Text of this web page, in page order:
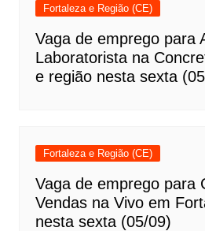
Fortaleza e Região (CE)
Vaga de emprego para
Laboratorista na
e região nesta sexta
Fortaleza e Região (CE)
Vaga de emprego para
Vendas na Vivo em
nesta sexta (05/09)